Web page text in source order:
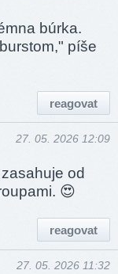
búrka.
píše
reagovat
27. 05. 2026 12:09
od
😍
reagovat
27. 05. 2026 11:32